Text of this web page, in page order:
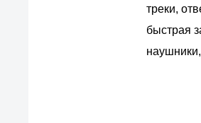
треки,
быстрая